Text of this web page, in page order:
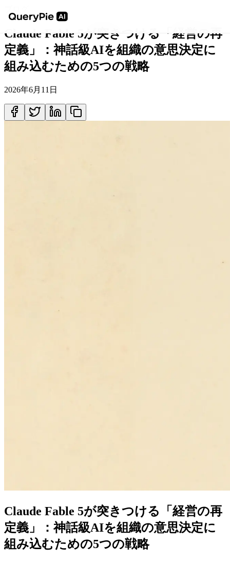
Claude Fable 5が突きつける「経営の再
定義」：神話級AIを組織の意思決定に
組み込むための5つの戦略
2026年6月11日
Claude Fable 5が突きつける「経営の再
定義」：神話級AIを組織の意思決定に
組み込むための5つの戦略